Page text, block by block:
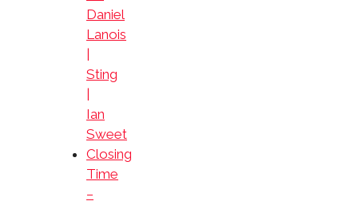
Daniel
Lanois
Sting
Ian
Sweet
Closing
Time
–